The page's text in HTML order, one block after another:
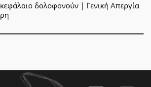
δολοφονούν | Γενική Απεργία